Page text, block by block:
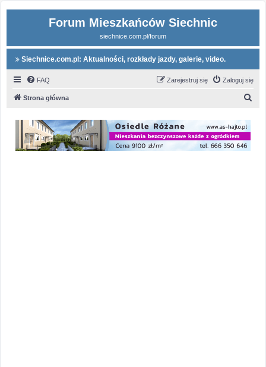
Forum Mieszkańców Siechnic
siechnice.com.pl/forum
Siechnice.com.pl: Aktualności, rozkłady jazdy, galerie, video.
FAQ Zaloguj się
Zarejestruj się
Strona główna